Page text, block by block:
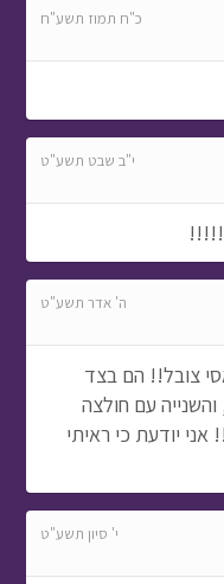
כ"ח תמוז תשע"ח
י"ב שבט תשע"ט
ה' אדר תשע"ט
הבנות של אסי צובל!! הם בצד
עם חולצה
יודעת כי ראיתי
י' סיון תשע"ט